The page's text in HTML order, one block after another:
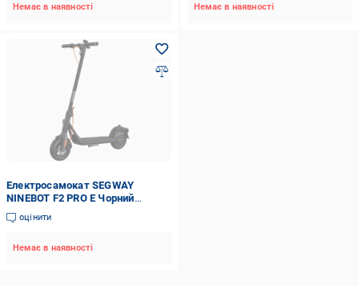
Немає в наявності Немає в наявності
Електросамокат SEGWAY
NINEBOT F2 PRO E Чорний
(AA.05.12.03.0001)
оцінити
Немає в наявності